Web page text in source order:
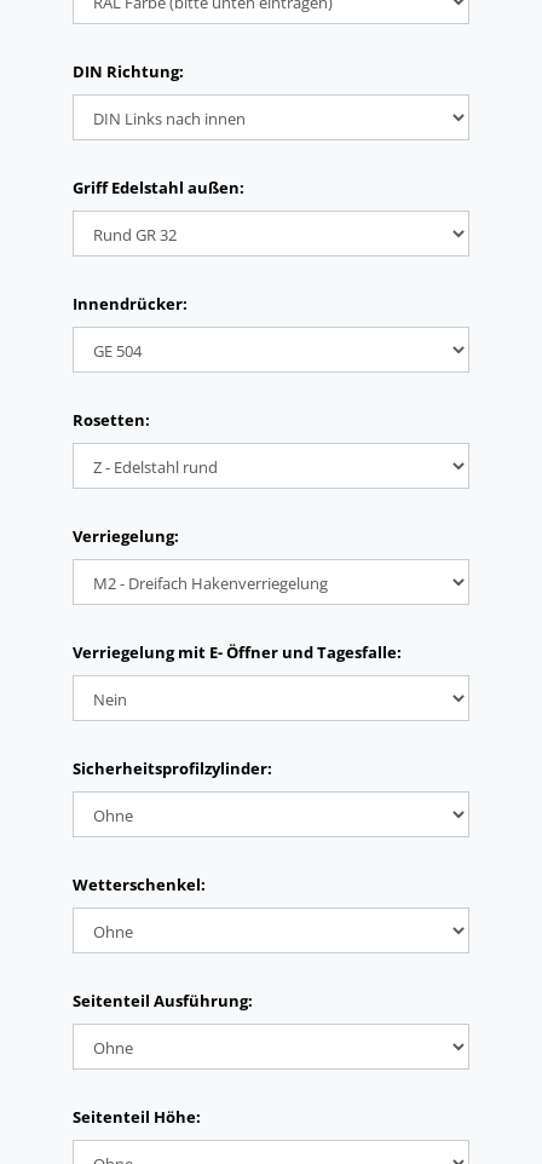
DIN Richtung:
Griff Edelstahl außen:
Innendrücker:
Rosetten:
Verriegelung:
Verriegelung mit E- Öffner und Tagesfalle:
Sicherheitsprofilzylinder:
Wetterschenkel:
Seitenteil Ausführung:
Seitenteil Höhe: